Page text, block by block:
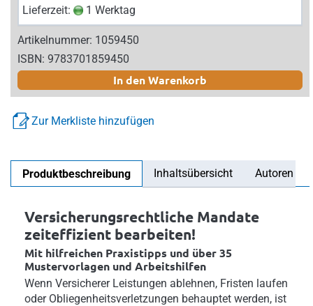
Lieferzeit:
1 Werktag
Artikelnummer: 1059450
ISBN: 9783701859450
In den Warenkorb
Zur Merkliste hinzufügen
Produktbeschreibung Inhaltsübersicht Autoren
Versicherungsrechtliche Mandate
zeiteffizient bearbeiten!
Mit hilfreichen Praxistipps und über 35
Mustervorlagen und Arbeitshilfen
Wenn Versicherer Leistungen ablehnen, Fristen laufen
oder Obliegenheitsverletzungen behauptet werden, ist